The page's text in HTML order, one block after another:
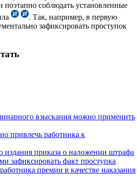
поэтапно соблюдать установленные
. Так, например, в первую
зафиксировать проступок
взыскания можно применить
привлечь работника к
издания приказа о наложении штрафа
зафиксировать факт проступка
премии в качестве наказания